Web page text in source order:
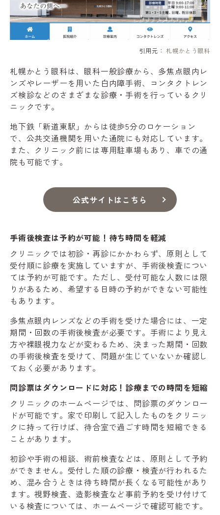
引用元： 札幌かとう眼科
札幌かとう眼科は、眼科一般診療から、多焦点眼内レ
ンズやレーザーを用いた白内障手術、コンタクトレン
ズ検診などのさまざまな診療・手術を行っているクリ
ニックです。
地下鉄「新道東駅」からは徒歩5分のロケーション
で、公共交通機関を用いた通院にも対応しています。
また、クリニック前には専用駐車場もあり、車での通
院も可能です。
公式サイトはこちら
手術後検査は予約が可能！待ち時間を軽減
クリニックでは初診・再診にかかわらず、原則として
受付順に診療を実施していますが、手術後検査につい
ては予約が可能です。ただし、受付可能な人数には限
りがあるため、希望する日時の予約ができない可能性
もあります。
多焦点眼内レンズなどの手術を受けた場合には、一定
期間・回数の手術後検査が必要です。手術により見え
方や裸眼視力などが変わるため、決まった期間・回数
の手術後検査を受けて、問題が生じていないか確認し
ておく必要があります。
問診票はダウンロードに対応！診療までの時間を短縮
クリニックのホームページでは、問診票のダウンロー
ドが可能です。家で印刷して記入したものをクリニッ
クに持って行けば、待合室で過ごす時間を短縮できる
ことがあります。
初診や手術の相談、術前検査などは、原則として予約
ができません。受付した順の診療・検査が行われるた
め、混み合うときは待ち時間が長くなる可能性があり
ます。視野検査、造影検査など事前予約を受け付けて
いる検査については、ホームページで確認可能です。